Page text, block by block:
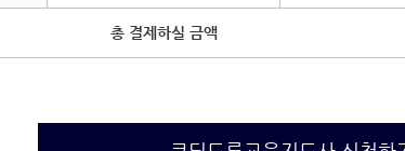
총 결제하실 금액